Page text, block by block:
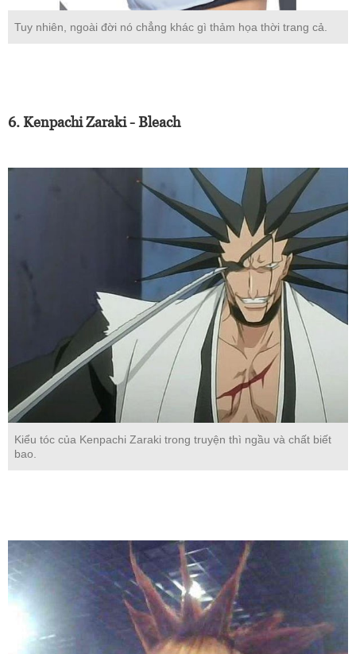
Tuy nhiên, ngoài đời nó chẳng khác gì thảm họa thời trang cả.
6. Kenpachi Zaraki - Bleach
Kiểu tóc của Kenpachi Zaraki trong truyện thì ngầu và chất biết
bao.